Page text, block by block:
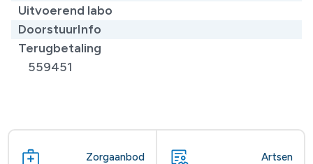
Uitvoerend labo
DoorstuurInfo
Terugbetaling
559451
Zorgaanbod Artsen